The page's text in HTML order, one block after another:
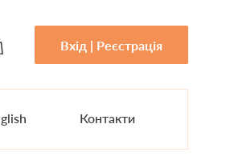
Вхід | Реєстрація
Контакти